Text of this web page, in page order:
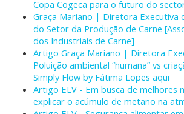
Copa Cogeca para o futuro do
Graça Mariano | Diretora Executiva
do Setor da Produção de Carne
dos Industriais de Carne]
Artigo Graça Mariano | Diretora
Poluição ambiental “humana” vs
Simply Flow by Fátima Lopes aqui
Artigo ELV - Em busca de melhores
explicar o acúmulo de metano na